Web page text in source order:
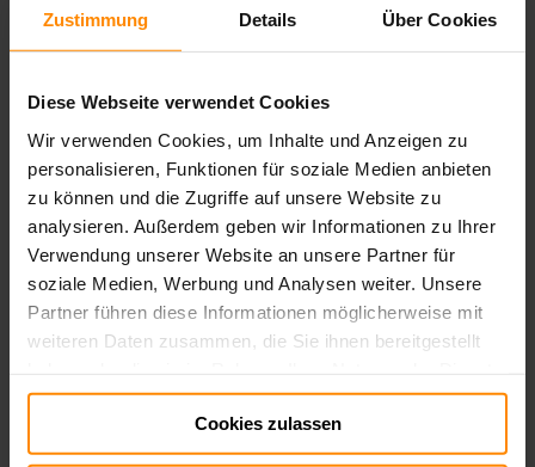
Zustimmung Details Über Cookies
Diese Webseite verwendet Cookies
Wir verwenden Cookies, um Inhalte und Anzeigen zu
personalisieren, Funktionen für soziale Medien anbieten
zu können und die Zugriffe auf unsere Website zu
analysieren. Außerdem geben wir Informationen zu Ihrer
Verwendung unserer Website an unsere Partner für
soziale Medien, Werbung und Analysen weiter. Unsere
Partner führen diese Informationen möglicherweise mit
weiteren Daten zusammen, die Sie ihnen bereitgestellt
gesammelt haben.
Impressum
Datenschutz:Datenschutz
Cookies zulassen
Nachdem HIVE für ihren Tenant aktiviert wurde können
nun Sessions vom Typ LiveStream mit HIVE eCDN
Integration eingerichtet werden.
Aktivieren von Hive eCDN
für eine Livestream Session
Sie können hierbei pro Session entscheiden ob Sie
HIVE aktivieren möchten oder nicht.
Dies erfolgt innerhalb der Haupt- / Breakout-Session
Einstellungen und ist nur für den Session Typ
Livestream verfügbar.